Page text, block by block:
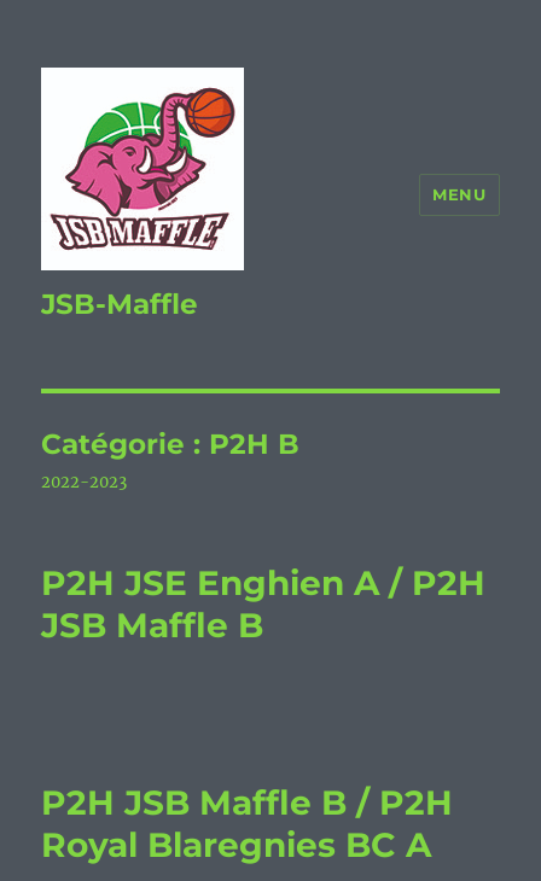
JSB-Maffle
MENU
Catégorie : P2H B
2022-2023
P2H JSE Enghien A / P2H
JSB Maffle B
P2H JSB Maffle B / P2H
Royal Blaregnies BC A